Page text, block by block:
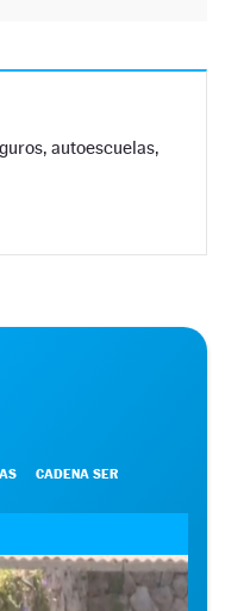
autoescuelas,
AS CADENA SER